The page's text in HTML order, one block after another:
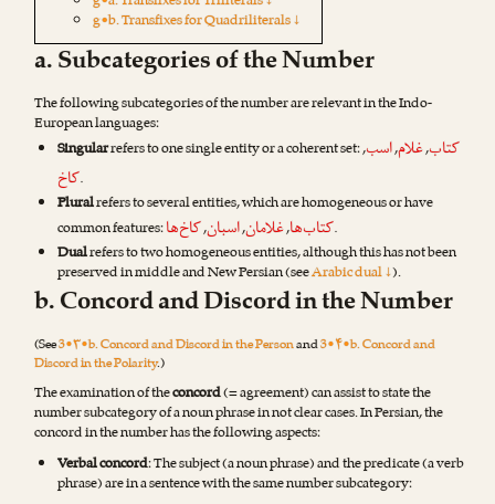
g•b. Transfixes for Quadriliterals ↓
a. Subcategories of the Number
The following subcategories of the number are relevant in the Indo-
European languages:
Singularrefers to one single entity or a coherent set: کتاب,غلام,اسب,
کاخ.
Pluralrefers to several entities, which are homogeneous or have
common features: کتاب‌ها,غلامان,اسبان,کاخ‌ها .
Dualrefers to two homogeneous entities, although this has not been
preserved in middle and New Persian (seeArabic dual ↓).
b. Concord and Discord in the Number
(See3•۳•b. Concord and Discord in the Personand3•۴•b. Concord and
Discord in the Polarity.)
The examination of theconcord(= agreement) can assist to state the
number subcategory of a noun phrase in not clear cases. In Persian, the
concord in the number has the following aspects:
Verbal concord: The subject (a noun phrase) and the predicate (a verb
phrase) are in a sentence with the same number subcategory: